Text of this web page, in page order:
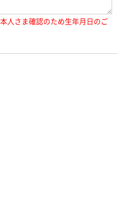
人さま確認のため生年月日のご